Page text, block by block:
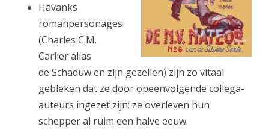
Havanks
romanpersonages
(Charles C.M.
Carlier alias
de Schaduw en zijn gezellen) zijn zo vitaal
gebleken dat ze door opeenvolgende collega-
auteurs ingezet zijn; ze overleven hun
schepper al ruim een halve eeuw.